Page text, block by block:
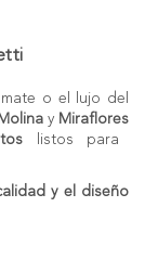
o el lujo del
y Miraflores
listos para
y el diseño